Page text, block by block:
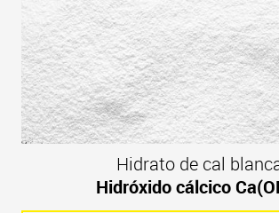
Hidrato de cal
Hidróxido cálcico